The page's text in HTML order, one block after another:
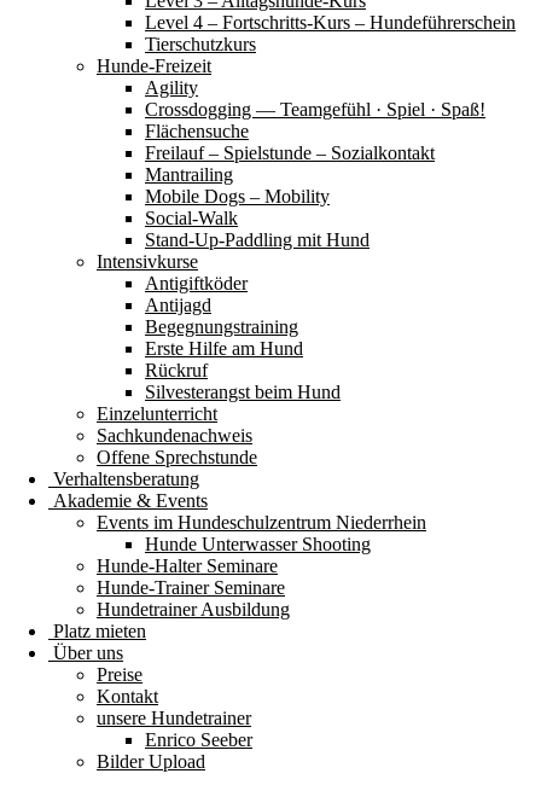
Level 4 – Fortschritts-Kurs – Hundeführerschein
Tierschutzkurs
Hunde-Freizeit
Agility
Crossdogging — Teamgefühl · Spiel · Spaß!
Flächensuche
Freilauf – Spielstunde – Sozialkontakt
Mantrailing
Mobile Dogs – Mobility
Social-Walk
Stand-Up-Paddling mit Hund
Intensivkurse
Antigiftköder
Antijagd
Begegnungstraining
Erste Hilfe am Hund
Rückruf
Silvesterangst beim Hund
Einzelunterricht
Sachkundenachweis
Offene Sprechstunde
Verhaltensberatung
Akademie & Events
Events im Hundeschulzentrum Niederrhein
Hunde Unterwasser Shooting
Hunde-Halter Seminare
Hunde-Trainer Seminare
Hundetrainer Ausbildung
Platz mieten
Über uns
Preise
Kontakt
unsere Hundetrainer
Enrico Seeber
Bilder Upload